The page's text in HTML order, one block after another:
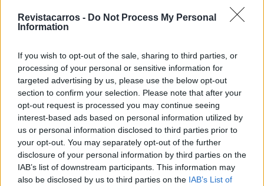
Revistacarros - Do Not Process My Personal
Information
If you wish to opt-out of the sale, sharing to third parties, or
processing of your personal or sensitive information for
targeted advertising by us, please use the below opt-out
section to confirm your selection. Please note that after your
opt-out request is processed you may continue seeing
interest-based ads based on personal information utilized by
us or personal information disclosed to third parties prior to
your opt-out. You may separately opt-out of the further
disclosure of your personal information by third parties on the
IAB’s list of downstream participants. This information may
also be disclosed by us to third parties on the IAB’s List of
mesma velocidade que eles.”
, disse François Provost.
Leia também:
Descapotámos o novo
Twingo e a Renault devia
ver isto
Tags: 5 E-Tech carros elétricos
François Provost
Les Echos
modelos elétricos R4 Renault Twingo